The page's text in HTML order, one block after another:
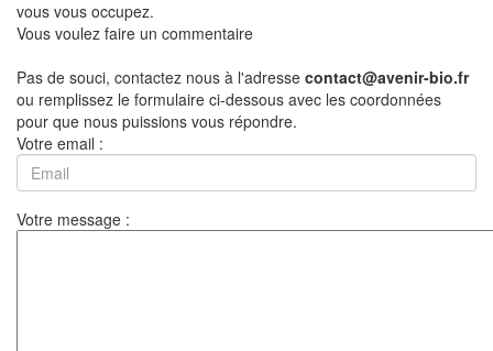
vous vous occupez.
Vous voulez faire un commentaire
Pas de souci, contactez nous à l'adresse contact@avenir-bio.fr
ou remplissez le formulaire ci-dessous avec les coordonnées
pour que nous puissions vous répondre.
Votre email :
Votre message :